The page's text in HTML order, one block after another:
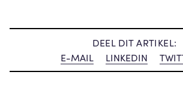
DEEL DIT ARTIKEL:
E-MAIL
LINKEDIN